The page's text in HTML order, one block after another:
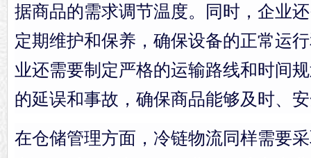
据商品的需求调节温度。同时，企业
定期维护和保养，确保设备的正常运
业还需要制定严格的运输路线和时间
的延误和事故，确保商品能够及时、
在仓储管理方面，冷链物流同样需要